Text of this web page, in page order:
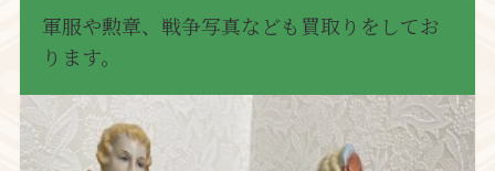
軍服や勲章、戦争写真なども買取りをしてお
ります。